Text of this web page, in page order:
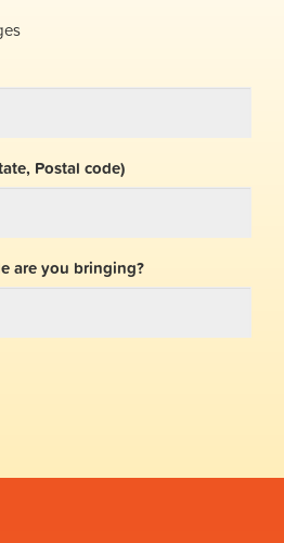
Postal code)
are you bringing?